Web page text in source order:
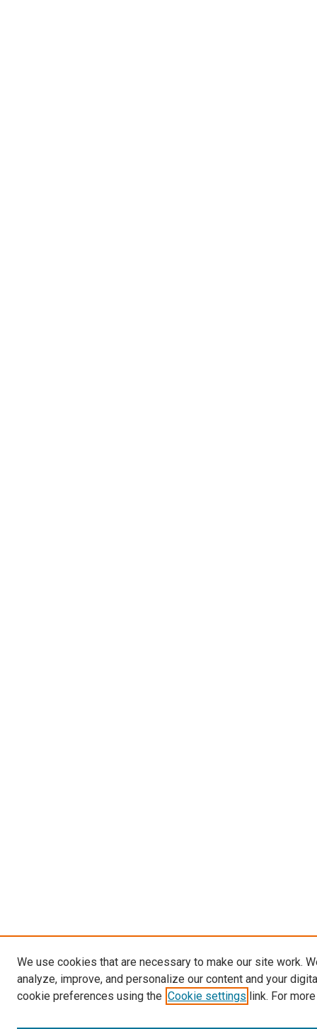
We use cookies that are necessary to make our site work.
analyze, improve, and personalize our content and your
cookie preferences using the Cookie settings link. For